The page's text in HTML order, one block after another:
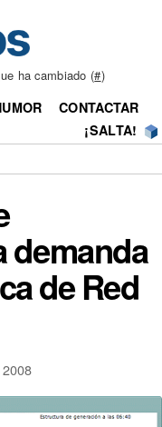
ha cambiado (#)
CONTACTAR
¡SALTA!
demanda
de Red